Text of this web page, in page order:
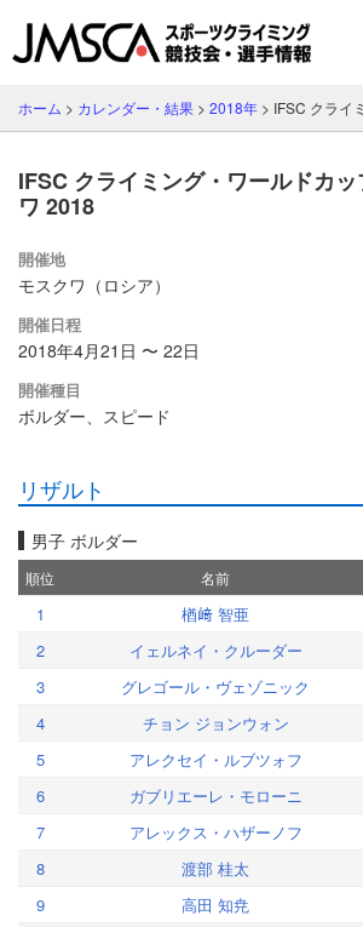
ホーム > カレンダー・結果 > 2018年 > IFSC クライ
IFSC クライミング・ワールドカ
ワ 2018
開催地
モスクワ（ロシア）
開催日程
2018年4月21日 〜 22日
開催種目
ボルダー、スピード
リザルト
男子 ボルダー
順位 名前
1 楢﨑 智亜
2
イェルネイ・クルーダー
3
グレゴール・ヴェゾニック
4
チョン ジョンウォン
5
アレクセイ・ルブツォフ
6
ガブリエーレ・モローニ
7
アレックス・ハザーノフ
8
渡部 桂太
9
高田 知尭